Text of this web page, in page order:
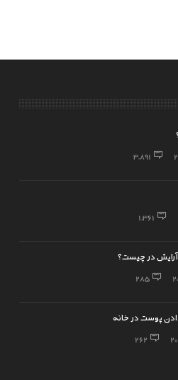
3,891
1,361
آرایش در چیست؟
285
پوست در خانه
262